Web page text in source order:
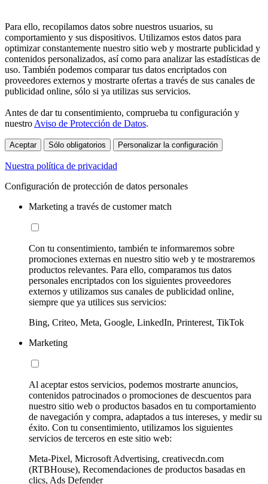
Para ello, recopilamos datos sobre nuestros usuarios, su
comportamiento y sus dispositivos. Utilizamos estos datos para
optimizar constantemente nuestro sitio web y mostrarte publicidad y
contenidos personalizados, así como para analizar las estadísticas de
uso. También podemos comparar tus datos encriptados con
proveedores externos y mostrarte ofertas a través de sus canales de
publicidad online, sólo si ya utilizas sus servicios.
Antes de dar tu consentimiento, comprueba tu configuración y
nuestro Aviso de Protección de Datos.
Aceptar Sólo obligatorios Personalizar la configuración
Nuestra política de privacidad
Configuración de protección de datos personales
Marketing a través de customer match
Con tu consentimiento, también te informaremos sobre
promociones externas en nuestro sitio web y te mostraremos
productos relevantes. Para ello, comparamos tus datos
personales encriptados con los siguientes proveedores
externos y utilizamos sus canales de publicidad online,
siempre que ya utilices sus servicios:
Bing, Criteo, Meta, Google, LinkedIn, Printerest, TikTok
Marketing
Al aceptar estos servicios, podemos mostrarte anuncios,
contenidos patrocinados o promociones de descuentos para
nuestro sitio web o productos basados en tu comportamiento
de navegación y compra, adaptados a tus intereses, y medir su
éxito. Con tu consentimiento, utilizamos los siguientes
servicios de terceros en este sitio web:
Meta-Pixel, Microsoft Advertising, creativecdn.com
(RTBHouse), Recomendaciones de productos basadas en
clics, Ads Defender